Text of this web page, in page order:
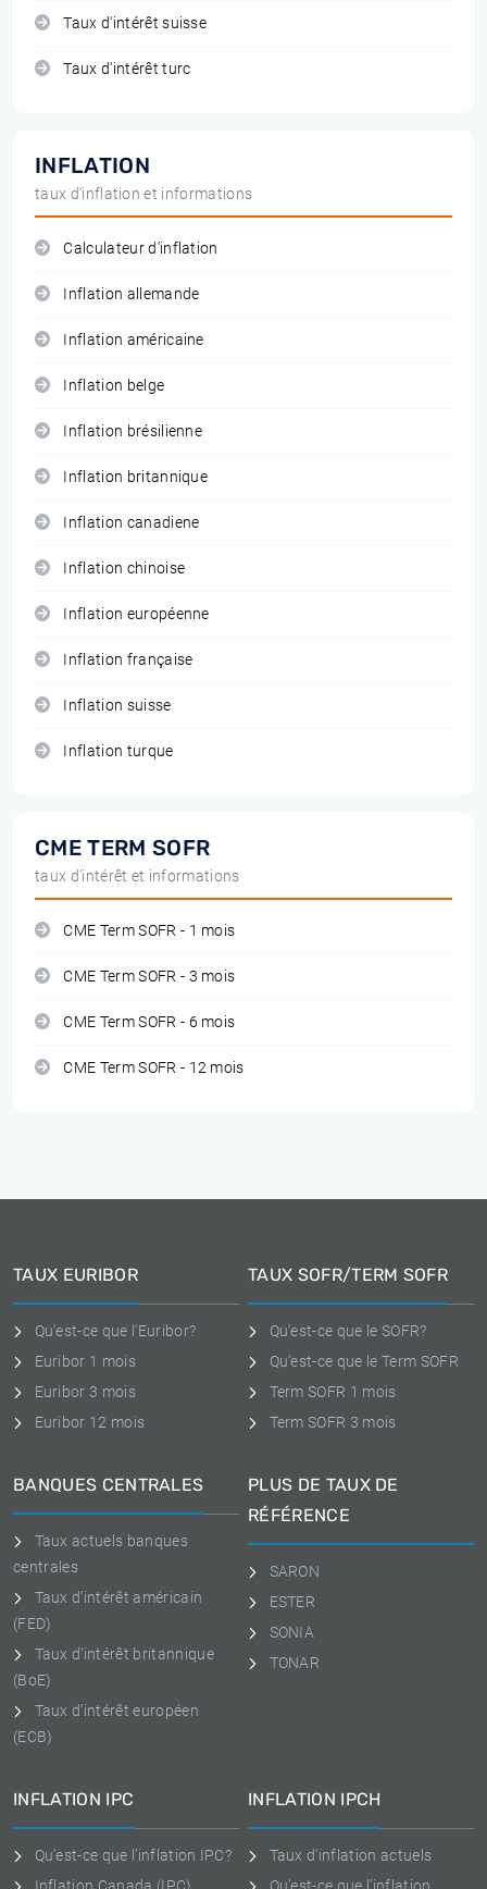
Taux d'intérêt suisse
Taux d'intérêt turc
INFLATION
taux d'inflation et informations
Calculateur d'inflation
Inflation allemande
Inflation américaine
Inflation belge
Inflation brésilienne
Inflation britannique
Inflation canadiene
Inflation chinoise
Inflation européenne
Inflation française
Inflation suisse
Inflation turque
CME TERM SOFR
taux d'intérêt et informations
CME Term SOFR - 1 mois
CME Term SOFR - 3 mois
CME Term SOFR - 6 mois
CME Term SOFR - 12 mois
TAUX EURIBOR
Qu'est-ce que l'Euribor?
Euribor 1 mois
Euribor 3 mois
Euribor 12 mois
TAUX SOFR/TERM SOFR
Qu'est-ce que le SOFR?
Qu'est-ce que le Term SOFR
Term SOFR 1 mois
Term SOFR 3 mois
BANQUES CENTRALES
Taux actuels banques
centrales
Taux d'intérêt américain
(FED)
Taux d'intérêt britannique
(BoE)
Taux d'intérêt européen
(ECB)
PLUS DE TAUX DE
RÉFÉRENCE
SARON
ESTER
SONIA
TONAR
INFLATION IPC
Qu'est-ce que l'inflation IPC?
INFLATION IPCH
Taux d'inflation actuels